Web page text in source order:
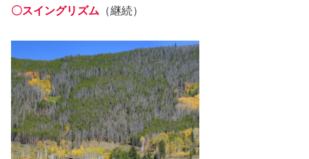
〇スイングリズム （継続）